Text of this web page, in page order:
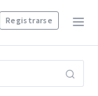
Registrarse